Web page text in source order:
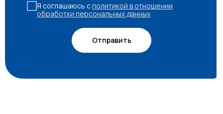
Я соглашаюсь сполитикой в отношении
обработки персональных данных
Отправить